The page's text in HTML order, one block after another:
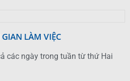
LÀM VIỆC
các ngày trong tuần từ thứ Hai